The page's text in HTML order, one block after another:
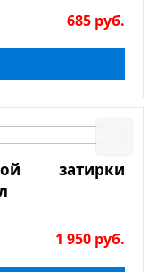
685 руб.
затирки
1 950 руб.